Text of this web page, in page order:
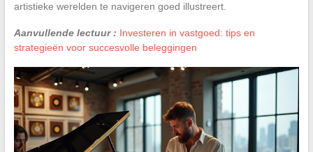
artistieke werelden te navigeren goed illustreert.
Aanvullende lectuur : Investeren in vastgoed: tips en
strategieën voor succesvolle beleggingen